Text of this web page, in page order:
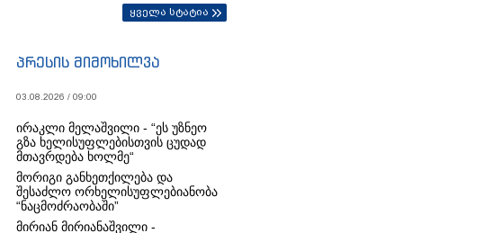
ყველა სტატია
პრესის მიმოხილვა
03.08.2026 / 09:00
ირაკლი მელაშვილი - “ეს უზნეო
გზა ხელისუფლებისთვის ცუდად
მთავრდება ხოლმე“
მორიგი განხეთქილება და
შესაძლო ორხელისუფლებიანობა
“ნაცმოძრაობაში”
მირიან მირიანაშვილი -